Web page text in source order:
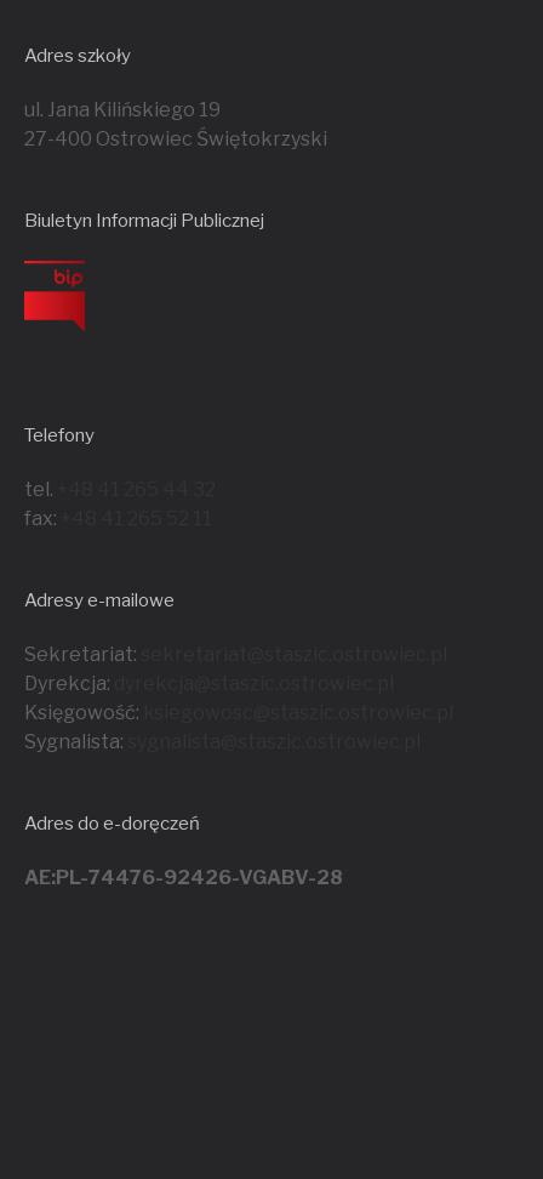
Adres szkoły
ul. Jana Kilińskiego 19
27-400 Ostrowiec Świętokrzyski
Biuletyn Informacji Publicznej
Telefony
tel.
fax:
Adresy e-mailowe
Sekretariat:
Dyrekcja:
Księgowość:
Sygnalista:
Adres do e-doręczeń
AE:PL-74476-92426-VGABV-28